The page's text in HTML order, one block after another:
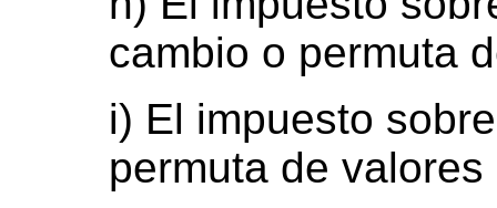
cambio o permuta
i) El impuesto
permuta de